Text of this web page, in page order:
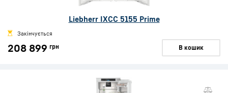
Liebherr IXCC 5155 Prime
Закінчується
208 899 грн В кошик